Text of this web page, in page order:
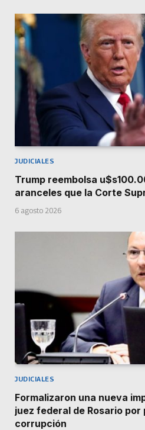
JUDICIALES
Trump reembolsa
aranceles que la Corte
6 agosto 2026
JUDICIALES
Formalizaron una nueva
juez federal de Rosario
corrupción